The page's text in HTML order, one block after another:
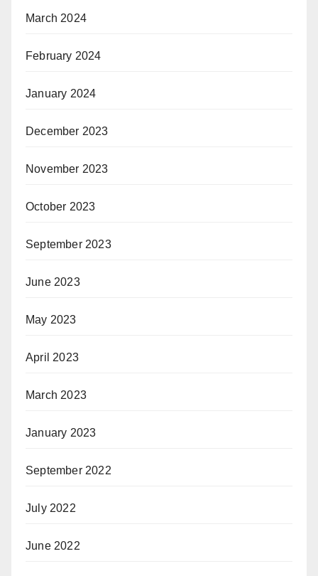
March 2024
February 2024
January 2024
December 2023
November 2023
October 2023
September 2023
June 2023
May 2023
April 2023
March 2023
January 2023
September 2022
July 2022
June 2022